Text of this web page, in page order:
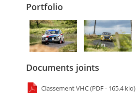
Portfolio
Documents joints
Classement VHC (PDF - 165.4 kio)